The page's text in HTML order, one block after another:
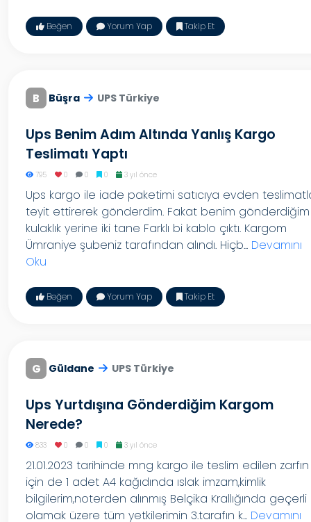
Beğen Yorum Yap Takip Et
B Büşra UPS Türkiye
Ups Benim Adım Altında Yanlış Kargo
Teslimatı Yaptı
795 0 0 0 3 yıl önce
Ups kargo ile iade paketimi satıcıya evden
teyit ettirerek gönderdim. Fakat benim gönderdiğim
kulaklık yerine iki tane Farklı bi kablo çıktı. Kargom
Ümraniye şubeniz tarafından alındı. Hiçb... Devamını
Oku
Beğen Yorum Yap Takip Et
G Güldane UPS Türkiye
Ups Yurtdışına Gönderdiğim Kargom
Nerede?
833 0 0 0 3 yıl önce
21.01.2023 tarihinde mng kargo ile teslim edilen zarfın
için de 1 adet A4 kağıdında ıslak imzam,kimlik
bilgilerim,noterden alınmış Belçika Krallığında geçerli
olamak üzere tüm yetkilerimin 3.tarafın k... Devamını